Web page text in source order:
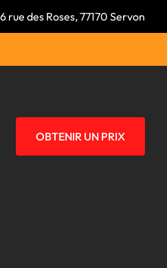
rue des Roses, 77170 Servon
OBTENIR UN PRIX